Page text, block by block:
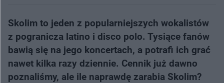
Skolim to jeden z popularniejszych wokalistów
z pogranicza latino i disco polo. Tysiące fanów
bawią się na jego koncertach, a potrafi ich grać
nawet kilka razy dziennie. Cennik już dawno
poznaliśmy, ale ile naprawdę zarabia Skolim?